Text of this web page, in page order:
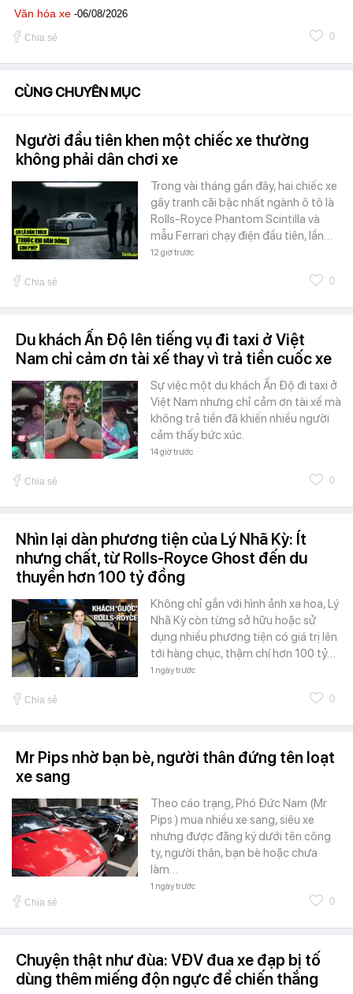
Văn hóa xe -06/08/2026
Chia sẻ 0
CÙNG CHUYÊN MỤC
Người đầu tiên khen một chiếc xe thường
không phải dân chơi xe
Trong vài tháng gần đây, hai chiếc xe
gây tranh cãi bậc nhất ngành ô tô là
Rolls-Royce Phantom Scintilla và
mẫu Ferrari chạy điện đầu tiên, lần…
12 giờ trước
Chia sẻ 0
Du khách Ấn Độ lên tiếng vụ đi taxi ở Việt
Nam chỉ cảm ơn tài xế thay vì trả tiền cuốc xe
Sự việc một du khách Ấn Độ đi taxi ở
Việt Nam nhưng chỉ cảm ơn tài xế mà
không trả tiền đã khiến nhiều người
cảm thấy bức xúc.
14 giờ trước
Chia sẻ 0
Nhìn lại dàn phương tiện của Lý Nhã Kỳ: Ít
nhưng chất, từ Rolls-Royce Ghost đến du
thuyền hơn 100 tỷ đồng
Không chỉ gắn với hình ảnh xa hoa, Lý
Nhã Kỳ còn từng sở hữu hoặc sử
dụng nhiều phương tiện có giá trị lên
tới hàng chục, thậm chí hơn 100 tỷ…
1 ngày trước
Chia sẻ 0
Mr Pips nhờ bạn bè, người thân đứng tên loạt
xe sang
Theo cáo trạng, Phó Đức Nam (Mr
Pips ) mua nhiều xe sang, siêu xe
nhưng được đăng ký dưới tên công
ty, người thân, bạn bè hoặc chưa
làm…
1 ngày trước
Chia sẻ 0
Chuyện thật như đùa: VĐV đua xe đạp bị tố
dùng thêm miếng độn ngực để chiến thắng